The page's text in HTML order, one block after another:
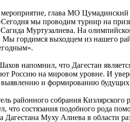
глава МО
мы проводим турнир на
Муртузалиева. На
Мы гордимся выходцем из нашего
напомнил, что Дагестан
Россию на мировом уровне. И
и формированию
районного собрания Кизлярского
что состязания подобного рода
Дагестана Муху Алиева в области